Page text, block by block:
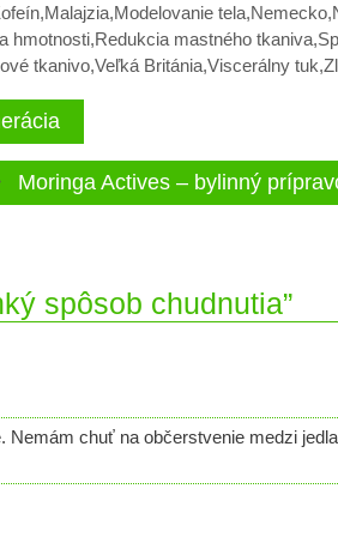
,Malajzia,Modelovanie tela,Nemecko,
hmotnosti,Redukcia mastného tkaniva,
tkanivo,Veľká Británia,Viscerálny tuk,
Moringa Actives – bylinný
spôsob chudnutia”
chuť na občerstvenie medzi